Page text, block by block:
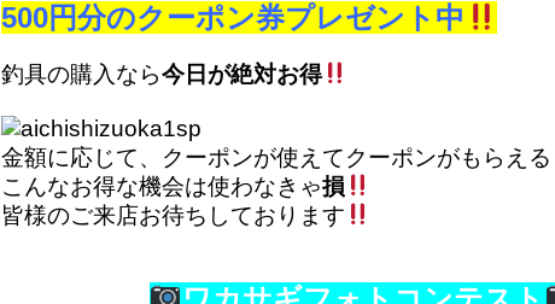
500円分のクーポン券プレゼント中
釣具の購入なら今日が絶対お得
金額に応じて、クーポンが使えてクーポンがもらえる
こんなお得な機会は使わなきゃ損
皆様のご来店お待ちしております